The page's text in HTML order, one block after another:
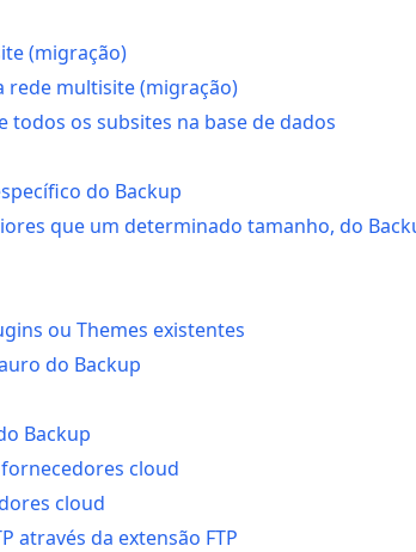
(migração)
rede multisite (migração)
todos os subsites na base de dados
do Backup
que um determinado tamanho, do
ou Themes existentes
do Backup
Backup
cloud
cloud
através da extensão FTP